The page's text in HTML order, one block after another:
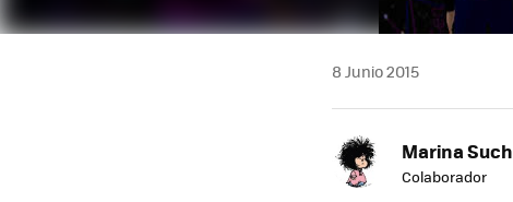
8 Junio 2015
Marina Such
Colaborador